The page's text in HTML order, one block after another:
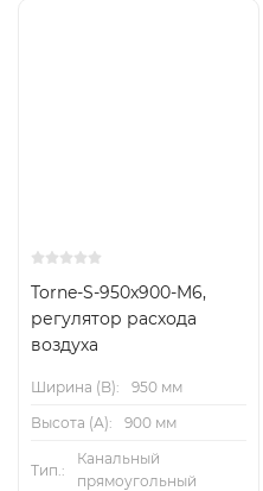
– В дальнейшем диапазон
измерить и
потребоваться
Детали и характеристики
– Собранное устройство с
автоматикой, полностью
Torne-S-950x900-M6,
регулятор расхода
воздуха
Ширина (B):
950 мм
Высота (А):
900 мм
Тип.:
Канальный
прямоугольный